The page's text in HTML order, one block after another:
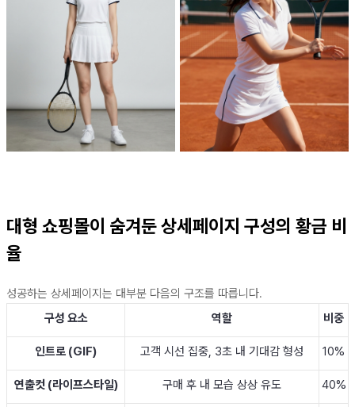
대형 쇼핑몰이 숨겨둔 상세페이지 구성의 황금 비
율
성공하는 상세페이지는 대부분 다음의 구조를 따릅니다.
구성 요소
역할 비중
인트로 (GIF) 고객 시선 집중, 3초 내 기대감 형성 10%
연출컷 (라이프스타일) 구매 후 내 모습 상상 유도 40%